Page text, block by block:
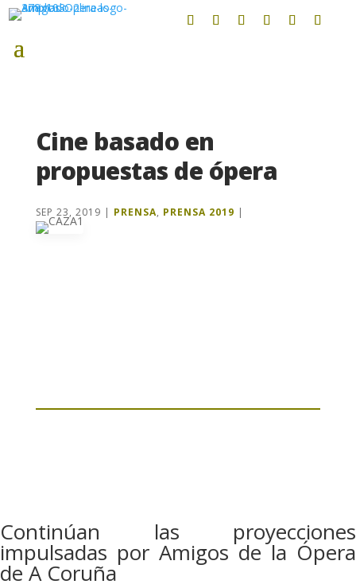
Cine basado en
propuestas de ópera
SEP 23, 2019 | PRENSA, PRENSA 2019 |
Continúan las proyecciones
impulsadas por Amigos de la Ópera
de A Coruña